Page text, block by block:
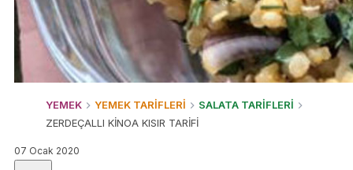
YEMEK YEMEK TARİFLERİ
SALATA TARİFLERİ
ZERDEÇALLI KİNOA KISIR TARİFİ
07 Ocak 2020